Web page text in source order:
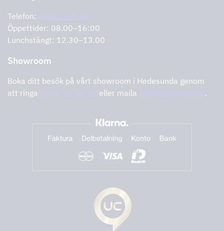
Integritetspolicy
Support och service
Telefon: 0291-107 50
Öppettider: 08.00–16:00
Lunchstängt: 12.30–13.00
Showroom
Boka ditt besök på vårt showroom i Hedesunda genom
att ringa 0291-47 77 74 eller maila order@tovenco.se.